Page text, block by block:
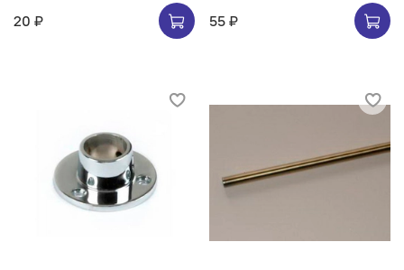
20 ₽
55 ₽